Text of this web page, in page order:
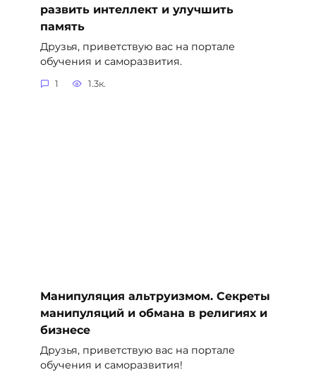
развить интеллект и улучшить
память
Друзья, приветствую вас на портале
обучения и саморазвития.
1 1.3к.
Манипуляция альтруизмом. Секреты
манипуляций и обмана в религиях и
бизнесе
Друзья, приветствую вас на портале
обучения и саморазвития!